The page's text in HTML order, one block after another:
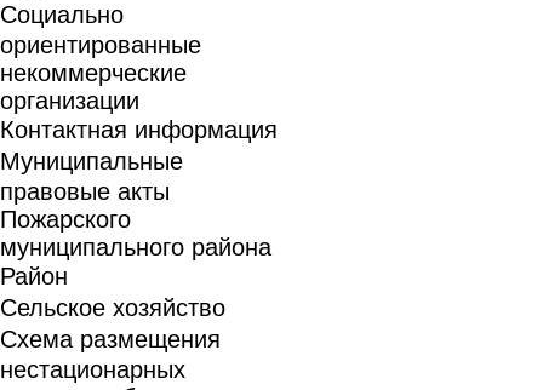
Социально
ориентированные
некоммерческие
организации
Контактная информация
Муниципальные
правовые акты
Пожарского
муниципального района
Район
Сельское хозяйство
Схема размещения
нестационарных